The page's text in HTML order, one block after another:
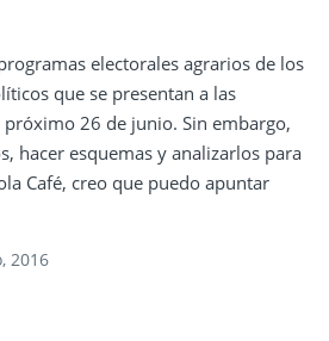
electorales agrarios de los
que se presentan a las
próximo 26 de junio. Sin embargo,
hacer esquemas y analizarlos para
Café, creo que puedo apuntar
2016